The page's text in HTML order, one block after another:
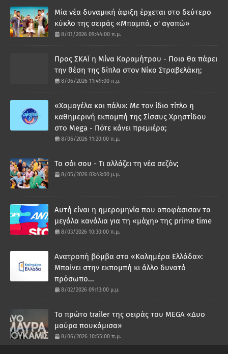
Μία νέα δυναμική άφιξη έρχεται στο δεύτερο
κύκλο της σειράς «Μπαμπά, σ' αγαπώ»
8/01/2026 09:44:00 π.μ.
Προς ΣΚΑΪ η Μίνα Καραμήτρου - Ποια θα πάρει
την θέση της δίπλα στον Νίκο Στραβελάκη;
8/06/2026 11:49:00 π.μ.
«Χαμογέλα και πάλι»: Με τον ίδιο τίτλο η
καθημερινή εκπομπή της Σίσσυς Χρηστίδου
στο Mega - Πότε κάνει πρεμιέρα;
8/06/2026 11:20:00 π.μ.
Το σόι σου - Τι αλλάζει τη νέα σεζόν;
8/05/2026 03:43:00 μ.μ.
Αυτή είναι η ημερομηνία που αποφάσισαν τα
μεγάλα κανάλια για τη «μάχη» της prime time
8/03/2026 10:30:00 π.μ.
Ανατροπή βόμβα στο «Καλημέρα Ελλάδα»:
Μπαίνει στην εκπομπή κι άλλο δυνατό
πρόσωπο...
8/02/2026 09:13:00 μ.μ.
Το πρώτο trailer της σειράς του MEGA «Δυο
μαύρα πουκάμισα»
8/06/2026 10:55:00 π.μ.